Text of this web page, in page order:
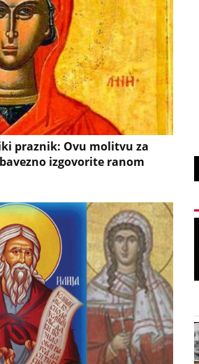
praznik: Ovu molitvu za
izgovorite ranom